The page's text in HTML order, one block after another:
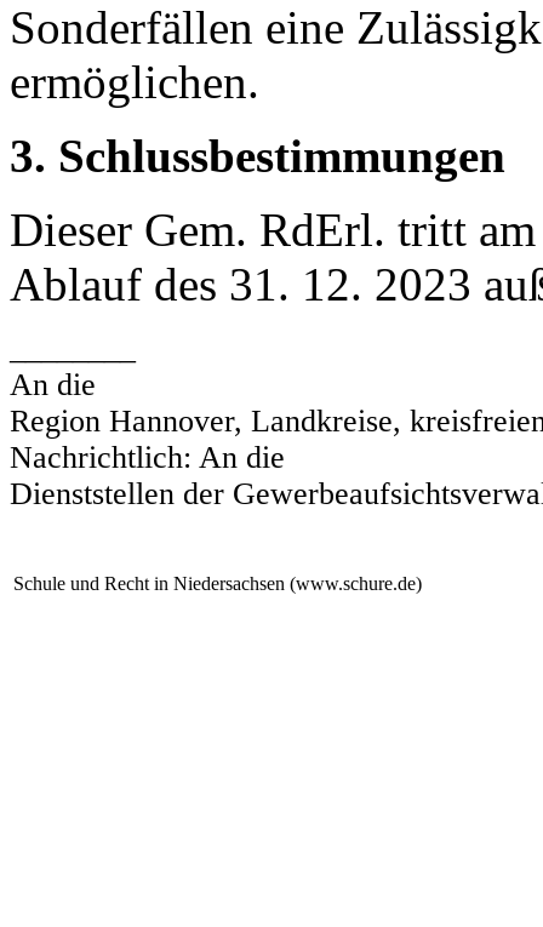
Sonderfällen eine
ermöglichen.
3. Schlussbestimmungen
Dieser Gem. RdErl. tritt
Ablauf des 31. 12. 2023
An die
Region Hannover, Landkreise,
Nachrichtlich: An die
Dienststellen der
Schule und Recht in Niedersachsen (www.schure.de)